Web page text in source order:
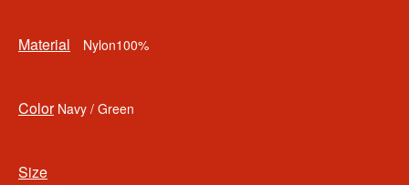
Material Nylon100%
ColorNavy / Green
Size